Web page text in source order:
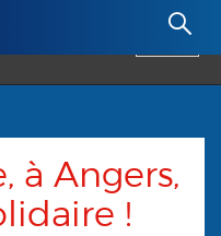
Angers.fr : Retour à l'accueil
à Angers,
!